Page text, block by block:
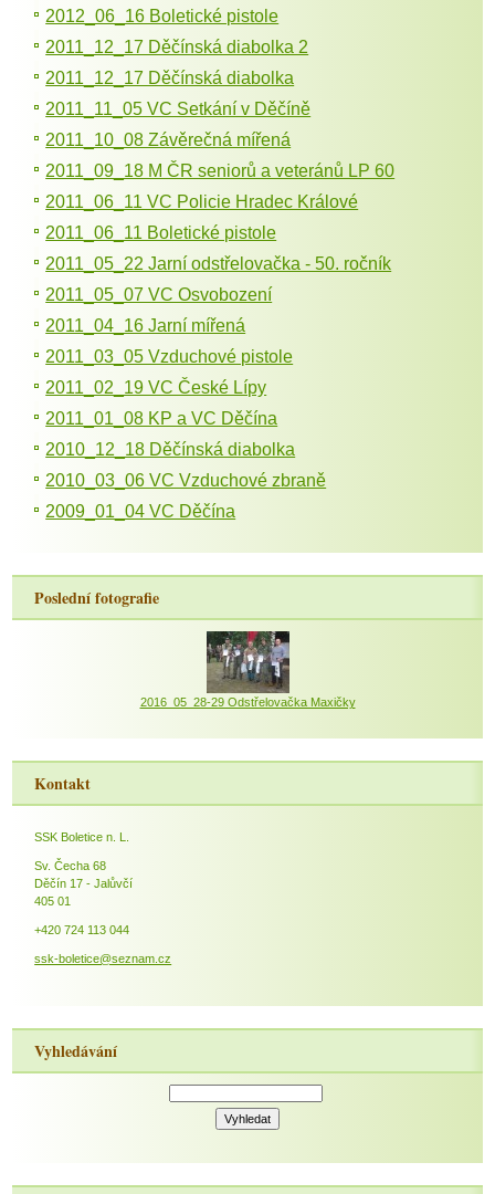
2012_06_16 Boletické pistole
2011_12_17 Děčínská diabolka 2
2011_12_17 Děčínská diabolka
2011_11_05 VC Setkání v Děčíně
2011_10_08 Závěrečná mířená
2011_09_18 M ČR seniorů a veteránů LP 60
2011_06_11 VC Policie Hradec Králové
2011_06_11 Boletické pistole
2011_05_22 Jarní odstřelovačka - 50. ročník
2011_05_07 VC Osvobození
2011_04_16 Jarní mířená
2011_03_05 Vzduchové pistole
2011_02_19 VC České Lípy
2011_01_08 KP a VC Děčína
2010_12_18 Děčínská diabolka
2010_03_06 VC Vzduchové zbraně
2009_01_04 VC Děčína
Poslední fotografie
2016_05_28-29 Odstřelovačka Maxičky
Kontakt
SSK Boletice n. L.
Sv. Čecha 68
Děčín 17 - Jalůvčí
405 01
+420 724 113 044
ssk-boletice@seznam.cz
Vyhledávání